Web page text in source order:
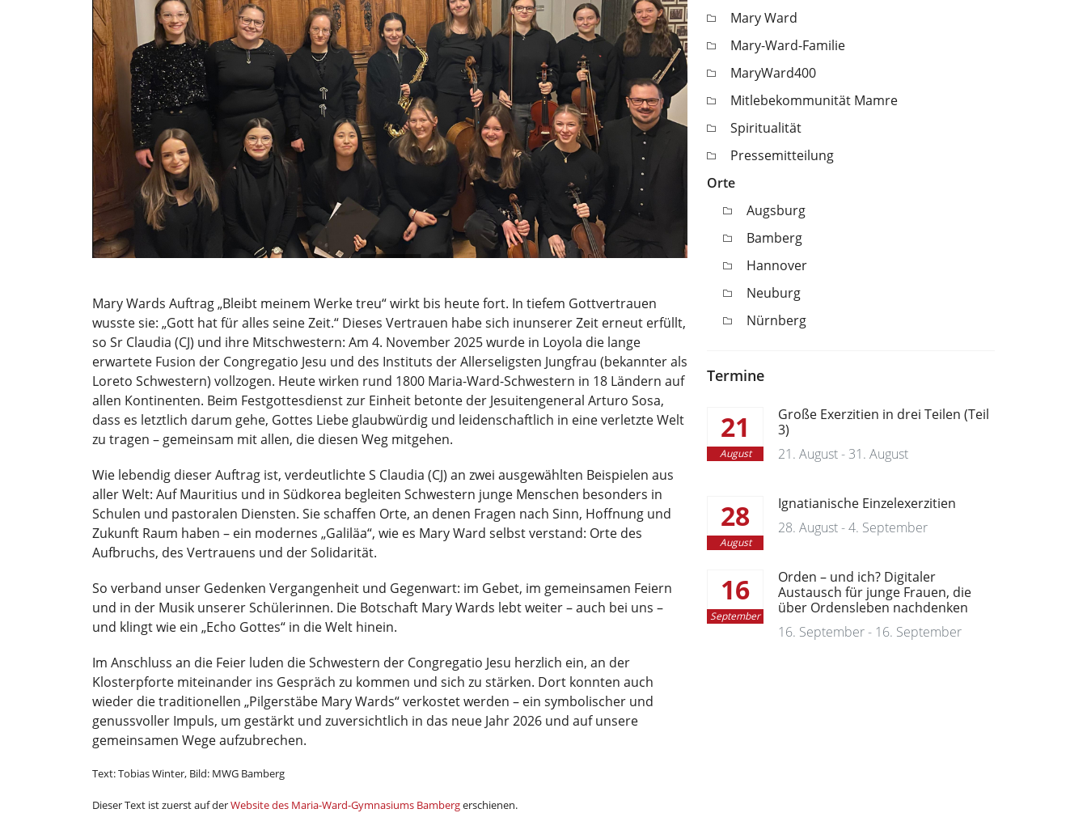
Mary Wards Auftrag „Bleibt meinem Werke treu“ wirkt bis heute fort. In tiefem Gottvertrauen
wusste sie: „Gott hat für alles seine Zeit.“ Dieses Vertrauen habe sich inunserer Zeit erneut erfüllt,
so Sr Claudia (CJ) und ihre Mitschwestern: Am 4. November 2025 wurde in Loyola die lange
erwartete Fusion der Congregatio Jesu und des Instituts der Allerseligsten Jungfrau (bekannter als
Loreto Schwestern) vollzogen. Heute wirken rund 1800 Maria-Ward-Schwestern in 18 Ländern auf
allen Kontinenten. Beim Festgottesdienst zur Einheit betonte der Jesuitengeneral Arturo Sosa,
dass es letztlich darum gehe, Gottes Liebe glaubwürdig und leidenschaftlich in eine verletzte Welt
zu tragen – gemeinsam mit allen, die diesen Weg mitgehen.
Wie lebendig dieser Auftrag ist, verdeutlichte S Claudia (CJ) an zwei ausgewählten Beispielen aus
aller Welt: Auf Mauritius und in Südkorea begleiten Schwestern junge Menschen besonders in
Schulen und pastoralen Diensten. Sie schaffen Orte, an denen Fragen nach Sinn, Hoffnung und
Zukunft Raum haben – ein modernes „Galiläa“, wie es Mary Ward selbst verstand: Orte des
Aufbruchs, des Vertrauens und der Solidarität.
So verband unser Gedenken Vergangenheit und Gegenwart: im Gebet, im gemeinsamen Feiern
und in der Musik unserer Schülerinnen. Die Botschaft Mary Wards lebt weiter – auch bei uns –
und klingt wie ein „Echo Gottes“ in die Welt hinein.
Im Anschluss an die Feier luden die Schwestern der Congregatio Jesu herzlich ein, an der
Klosterpforte miteinander ins Gespräch zu kommen und sich zu stärken. Dort konnten auch
wieder die traditionellen „Pilgerstäbe Mary Wards“ verkostet werden – ein symbolischer und
genussvoller Impuls, um gestärkt und zuversichtlich in das neue Jahr 2026 und auf unsere
gemeinsamen Wege aufzubrechen.
Text: Tobias Winter, Bild: MWG Bamberg
Dieser Text ist zuerst auf derWebsite des Maria-Ward-Gymnasiums Bambergerschienen.
Mary Ward
Mary-Ward-Familie
MaryWard400
Mitlebekommunität Mamre
Spiritualität
Pressemitteilung
Orte
Augsburg
Bamberg
Hannover
Neuburg
Nürnberg
Termine
21
August
Große Exerzitien in drei Teilen (Teil
3)
21. August - 31. August
28
August
Ignatianische Einzelexerzitien
28. August - 4. September
16
September
Orden – und ich? Digitaler
Austausch für junge Frauen, die
über Ordensleben nachdenken
16. September - 16. September